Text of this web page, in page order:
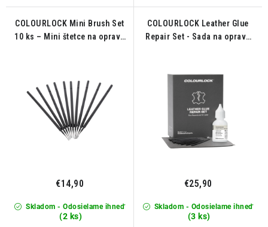
COLOURLOCK Mini Brush Set
10 ks – Mini štetce na opravu
Skladom - Odosielame ihneď
(2 ks)
€14,90
COLOURLOCK Leather Glue
Repair Set - Sada na opravu
Skladom - Odosielame ihneď
(3 ks)
€25,90